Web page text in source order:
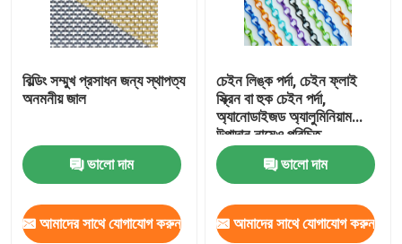
বিল্ডিং সম্মুখ প্রসাধন জন্য স্থাপত্য
অনমনীয় জাল
ভালো দাম
আমাদের সাথে যোগাযোগ করুন
চেইন লিঙ্ক পর্দা, চেইন ফ্লাই
স্ক্রিন বা হুক চেইন পর্দা,
অ্যানোডাইজড অ্যালুমিনিয়াম
উপাদান নামেও পরিচিত
ভালো দাম
আমাদের সাথে যোগাযোগ করুন